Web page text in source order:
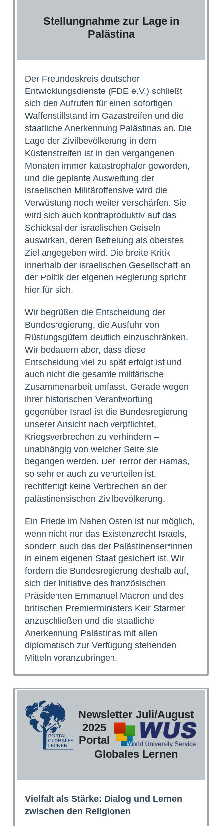
Stellungnahme zur Lage in
Palästina
Der Freundeskreis deutscher
Entwicklungsdienste (FDE e.V.) schließt
sich den Aufrufen für einen sofortigen
Waffenstillstand im Gazastreifen und die
staatliche Anerkennung Palästinas an. Die
Lage der Zivilbevölkerung in dem
Küstenstreifen ist in den vergangenen
Monaten immer katastrophaler geworden,
und die geplante Ausweitung der
israelischen Militäroffensive wird die
Verwüstung noch weiter verschärfen. Sie
wird sich auch kontraproduktiv auf das
Schicksal der israelischen Geiseln
auswirken, deren Befreiung als oberstes
Ziel angegeben wird. Die breite Kritik
innerhalb der israelischen Gesellschaft an
der Politik der eigenen Regierung spricht
hier für sich.
Wir begrüßen die Entscheidung der
Bundesregierung, die Ausfuhr von
Rüstungsgütern deutlich einzuschränken.
Wir bedauern aber, dass diese
Entscheidung viel zu spät erfolgt ist und
auch nicht die gesamte militärische
Zusammenarbeit umfasst. Gerade wegen
ihrer historischen Verantwortung
gegenüber Israel ist die Bundesregierung
unserer Ansicht nach verpflichtet,
Kriegsverbrechen zu verhindern –
unabhängig von welcher Seite sie
begangen werden. Der Terror der Hamas,
so sehr er auch zu verurteilen ist,
rechtfertigt keine Verbrechen an der
palästinensischen Zivilbevölkerung.
Ein Friede im Nahen Osten ist nur möglich,
wenn nicht nur das Existenzrecht Israels,
sondern auch das der Palästinenser*innen
in einem eigenen Staat gesichert ist. Wir
fordern die Bundesregierung deshalb auf,
sich der Initiative des französischen
Präsidenten Emmanuel Macron und des
britischen Premierministers Keir Starmer
anzuschließen und die staatliche
Anerkennung Palästinas mit allen
diplomatisch zur Verfügung stehenden
Mitteln voranzubringen.
Newsletter Juli/August
2025
Portal
Globales Lernen
Vielfalt als Stärke: Dialog und Lernen
zwischen den Religionen